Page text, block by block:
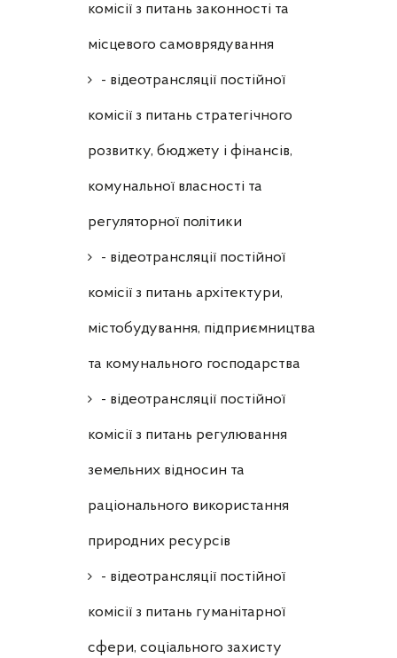
комісії з питань законності та
місцевого самоврядування
- відеотрансляції постійної
комісії з питань стратегічного
розвитку, бюджету і фінансів,
комунальної власності та
регуляторної політики
- відеотрансляції постійної
комісії з питань архітектури,
містобудування, підприємництва
та комунального господарства
- відеотрансляції постійної
комісії з питань регулювання
земельних відносин та
раціонального використання
природних ресурсів
- відеотрансляції постійної
комісії з питань гуманітарної
сфери, соціального захисту